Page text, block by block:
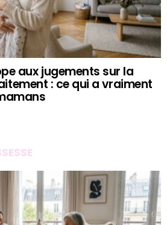
aux jugements sur la
: ce qui a vraiment